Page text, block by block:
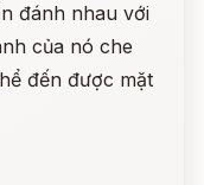
đánh nhau với
của nó che
đến được mặt